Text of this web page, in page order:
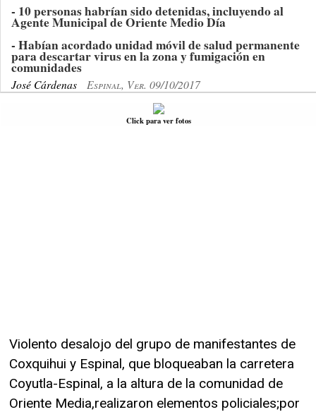
- 10 personas habrían sido detenidas, incluyendo al
Agente Municipal de Oriente Medio Día
- Habían acordado unidad móvil de salud permanente
para descartar virus en la zona y fumigación en
comunidades
José Cárdenas Espinal, Ver. 09/10/2017
Click para ver fotos
Violento desalojo del grupo de manifestantes de
Coxquihui y Espinal, que bloqueaban la carretera
Coyutla-Espinal, a la altura de la comunidad de
Oriente Media,realizaron elementos policiales;por